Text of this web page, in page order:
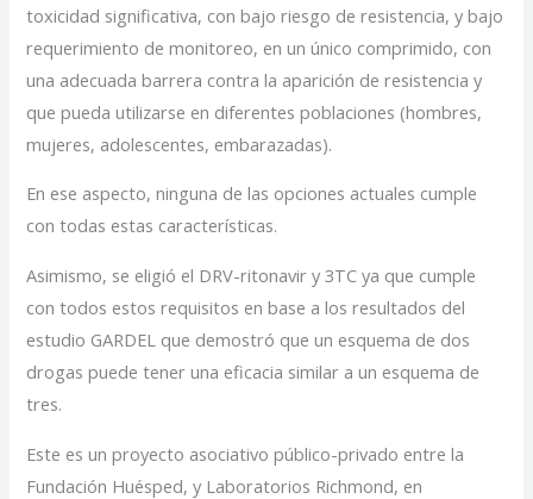
toxicidad significativa, con bajo riesgo de resistencia, y bajo
requerimiento de monitoreo, en un único comprimido, con
una adecuada barrera contra la aparición de resistencia y
que pueda utilizarse en diferentes poblaciones (hombres,
mujeres, adolescentes, embarazadas).
En ese aspecto, ninguna de las opciones actuales cumple
con todas estas características.
Asimismo, se eligió el DRV-ritonavir y 3TC ya que cumple
con todos estos requisitos en base a los resultados del
estudio GARDEL que demostró que un esquema de dos
drogas puede tener una eficacia similar a un esquema de
tres.
Este es un proyecto asociativo público-privado entre la
Fundación Huésped, y Laboratorios Richmond, en